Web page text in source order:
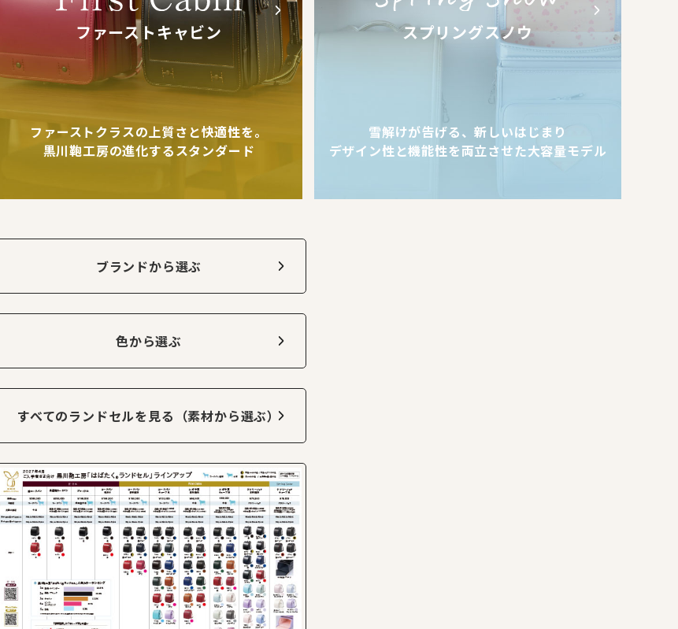
ファーストキャビン
ファーストクラスの上質さと快適性を。
黒川鞄工房の進化するスタンダード
スプリングスノウ
雪解けが告げる、新しいはじまり
デザイン性と機能性を両立させた大容量モデル
ブランドから選ぶ
色から選ぶ
すべてのランドセルを見る （素材から選ぶ）